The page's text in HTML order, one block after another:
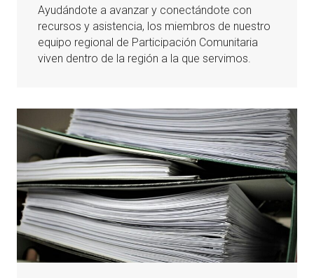
Ayudándote a avanzar y conectándote con
recursos y asistencia, los miembros de nuestro
equipo regional de Participación Comunitaria
viven dentro de la región a la que servimos.